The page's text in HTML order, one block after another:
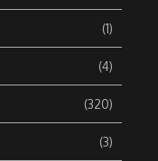
(1)
(4)
(320)
(3)